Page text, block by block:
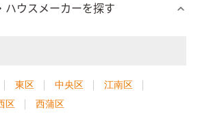
ハウスメーカーを探す
東区 中央区
江南区
区 西蒲区